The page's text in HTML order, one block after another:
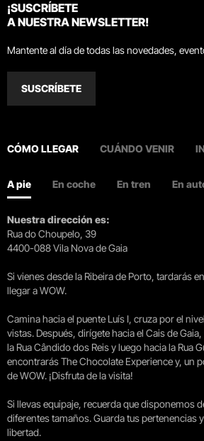
¡SUSCRÍBETE
A NUESTRA NEWSLETTER!
Mantente al día de todas las novedades,
SUSCRÍBETE
CÓMO LLEGAR CUÁNDO VENIR
A pie En coche En tren En
Nuestra dirección es:
Rua do Choupelo, 39
4400-088 Vila Nova de Gaia
Si vienes desde la Ribeira de Porto, tardarás
llegar a WOW.
Camina hacia el puente Luís I, cruza por el
vistas. Después, dirígete hacia el Cais de
la Rua Cândido dos Reis y luego hacia la Rua
encontrarás The Chocolate Experience y, un
de WOW. ¡Disfruta de la visita!
Si llevas equipaje, recuerda que disponemos
diferentes tamaños. Guarda tus pertenencias
libertad.